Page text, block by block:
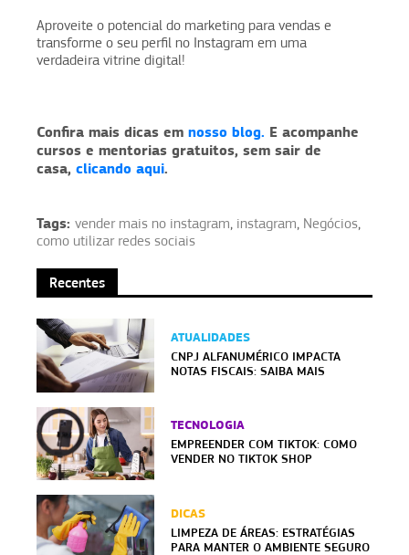
Aproveite o potencial do marketing para vendas e
transforme o seu perfil no Instagram em uma
verdadeira vitrine digital!
Confira mais dicas em nosso blog. E acompanhe
cursos e mentorias gratuitos, sem sair de
casa, clicando aqui.
Tags: vender mais no instagram, instagram, Negócios,
como utilizar redes sociais
Recentes
ATUALIDADES
CNPJ ALFANUMÉRICO IMPACTA
NOTAS FISCAIS: SAIBA MAIS
TECNOLOGIA
EMPREENDER COM TIKTOK: COMO
VENDER NO TIKTOK SHOP
DICAS
LIMPEZA DE ÁREAS: ESTRATÉGIAS
PARA MANTER O AMBIENTE SEGURO